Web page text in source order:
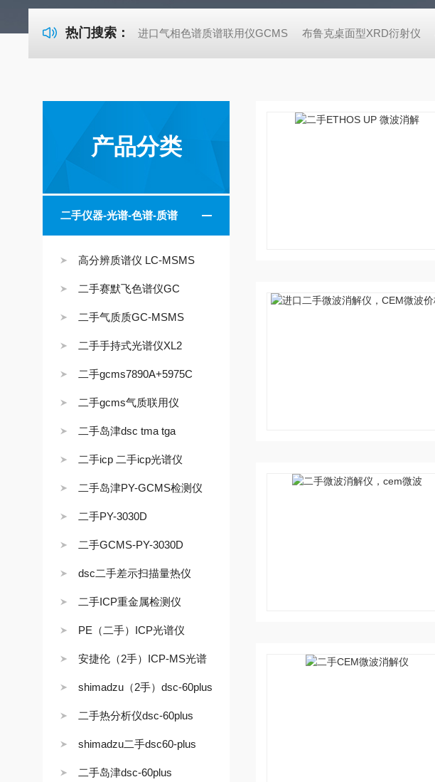
热门搜索： 进口气相色谱质谱联用仪GCMS 布鲁克桌面型XRD衍射仪
产品分类
二手仪器-光谱-色谱-质谱
高分辨质谱仪 LC-MSMS
二手赛默飞色谱仪GC
二手气质质GC-MSMS
二手手持式光谱仪XL2
二手gcms7890A+5975C
二手gcms气质联用仪
二手岛津dsc tma tga
二手icp 二手icp光谱仪
二手岛津PY-GCMS检测仪
二手PY-3030D
二手GCMS-PY-3030D
dsc二手差示扫描量热仪
二手ICP重金属检测仪
PE（二手）ICP光谱仪
安捷伦（2手）ICP-MS光谱
shimadzu（2手）dsc-60plus
二手热分析仪dsc-60plus
shimadzu二手dsc60-plus
二手岛津dsc-60plus